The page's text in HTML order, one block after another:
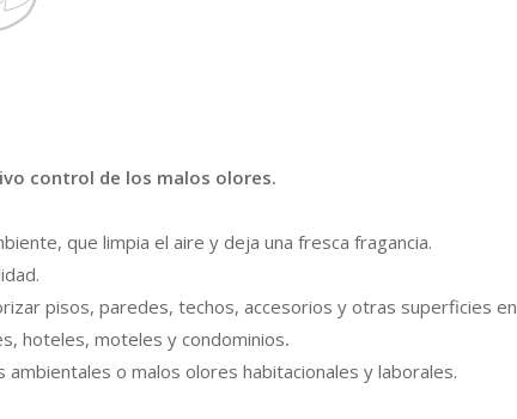
control de los malos olores.
que limpia el aire y deja una fresca fragancia.
pisos, paredes, techos, accesorios y otras superficies en
hoteles, moteles y condominios.
o malos olores habitacionales y laborales.